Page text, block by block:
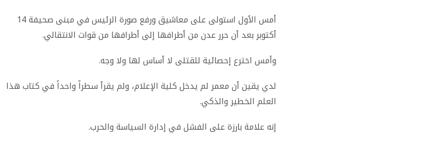
أمس الأول استولى على معاشيق ورفع صورة الرئيس في مبنى صحيفة 14
أكتوبر بعد أن حرر عدن من أطرافها إلى أطرافها من قوات الانتقالي.
وأمس اخترع إحصائية للقتلى لا أساس لها ولا وجه.
لدي يقين أن معمر لم يدخل كلية الإعلام، ولم يقرأ سطراً واحداً في كتاب هذا
العلم الخطير والذكي.
إنه علامة بارزة على الفشل في إدارة السياسة والحرب.